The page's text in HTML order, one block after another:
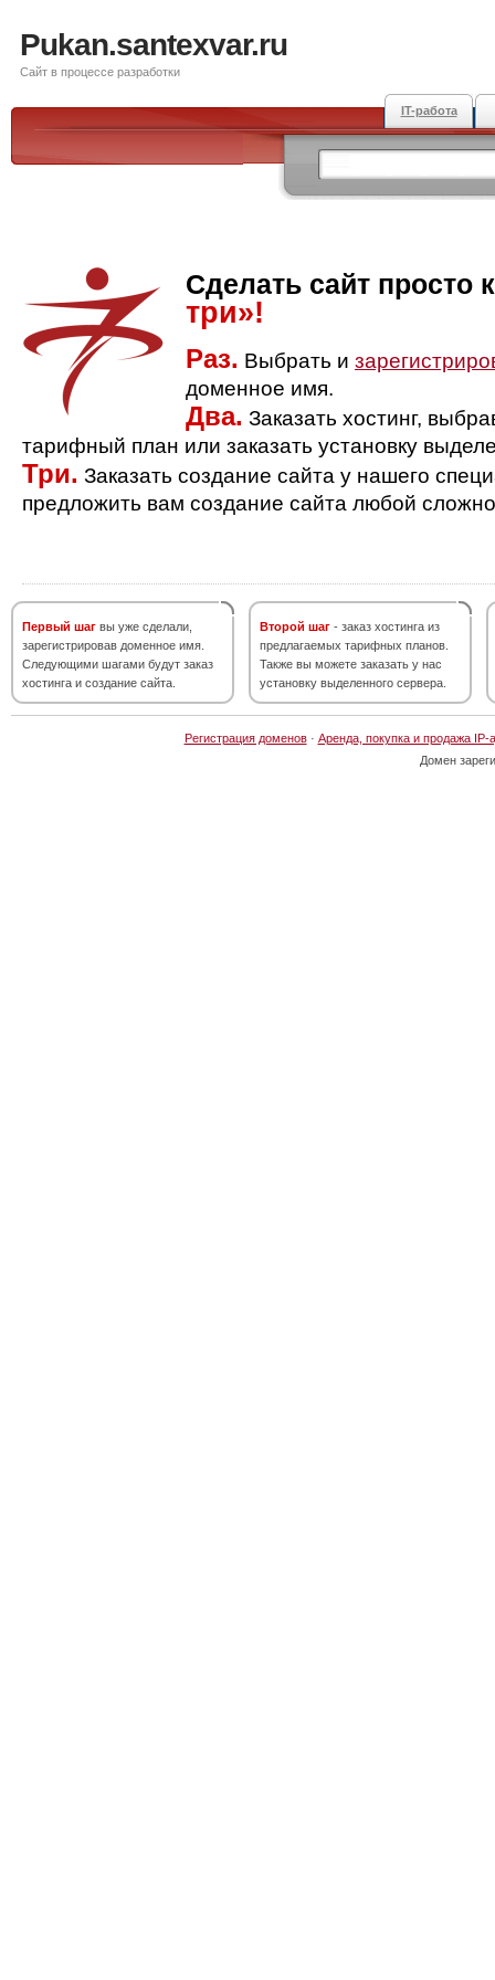
Pukan.santexvar.ru
Сайт в процессе разработки
IT-работа
Сделать сайт просто
три»!
Раз. Выбрать и
доменное имя.
Два. Заказать хостинг,
тарифный план или заказать установку
Три. Заказать создание сайта у нашего
предложить вам создание сайта любой
Первый шаг вы уже сделали,
зарегистрировав доменное имя.
Следующими шагами будут заказ
хостинга и создание сайта.
Второй шаг - заказ хостинга из
предлагаемых тарифных планов.
Также вы можете заказать у нас
установку выделенного сервера.
Регистрация доменов· Аренда, покупка и продажа IP-
Домен